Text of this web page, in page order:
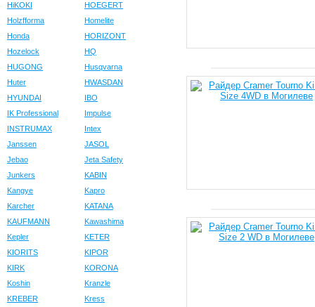
HiKOKI
HOEGERT
Holzfforma
Homelite
Honda
HORIZONT
Hozelock
HQ
HUGONG
Husqvarna
Huter
HWASDAN
HYUNDAI
IBO
IK Professional
Impulse
INSTRUMAX
Intex
Janssen
JASOL
Jebao
Jeta Safety
Junkers
KABIN
Kangye
Kapro
Karcher
KATANA
KAUFMANN
Kawashima
Kepler
KETER
KIORITS
KIPOR
KIRK
KORONA
Koshin
Kranzle
KREBER
Kress